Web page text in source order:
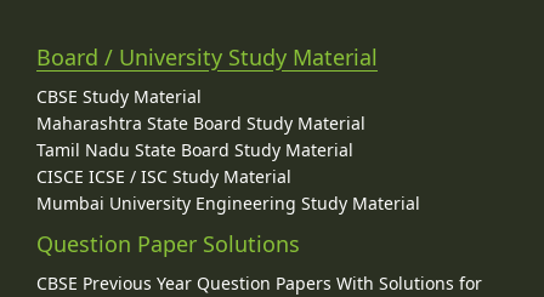
Board / University Study Material
CBSE Study Material
Maharashtra State Board Study Material
Tamil Nadu State Board Study Material
CISCE ICSE / ISC Study Material
Mumbai University Engineering Study Material
Question Paper Solutions
CBSE Previous Year Question Papers With Solutions for